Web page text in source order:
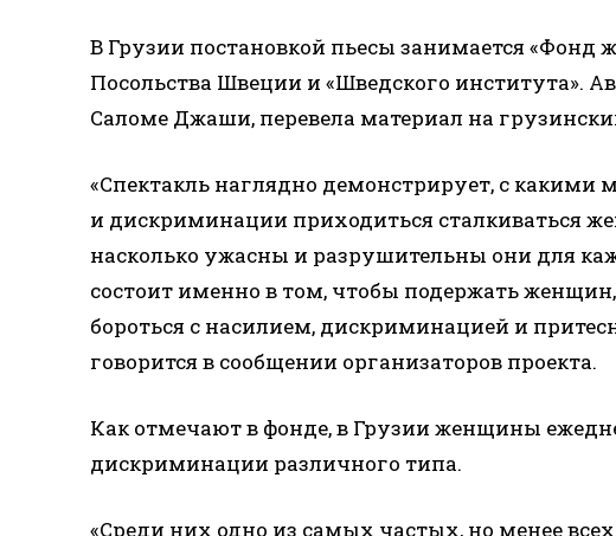
В Грузии постановкой пьесы занимается
Посольства Швеции и «Шведского института».
Саломе Джаши, перевела материал на
«Спектакль наглядно демонстрирует, с
и дискриминации приходиться сталкиваться
насколько ужасны и разрушительны они для
состоит именно в том, чтобы подержать
бороться с насилием, дискриминацией и
говорится в сообщении организаторов проекта.
Как отмечают в фонде, в Грузии женщины
дискриминации различного типа.
«Среди них одно из самых частых, но менее